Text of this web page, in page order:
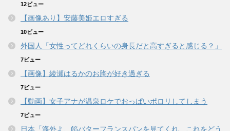
12ビュー
【画像あり】安藤美姫エロすぎる
10ビュー
外国人「女性ってどれくらいの身長だと高すぎると感じる？」
7ビュー
【画像】綾瀬はるかのお胸が好き過ぎる
7ビュー
【動画】女子アナが温泉ロケでおっぱいポロリしてしまう
7ビュー
日本「海外よ、餡バターフランスパンを見てくれ、これをどう